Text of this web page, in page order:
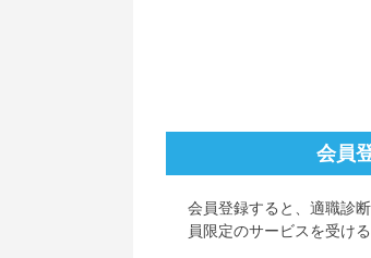
会員
会員登録すると、 適職診
員限定のサービスを受け